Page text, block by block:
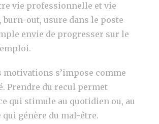
vie professionnelle et vie
out, usure dans le poste
envie de progresser sur le
motivations s’impose comme
Prendre du recul permet
qui stimule au quotidien ou, au
qui génère du mal-être.